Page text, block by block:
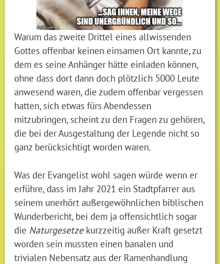
Warum das zweite Drittel eines allwissenden
Gottes offenbar keinen einsamen Ort kannte, zu
dem es seine Anhänger hätte einladen können,
ohne dass dort dann doch plötzlich 5000 Leute
anwesend waren, die zudem offenbar vergessen
hatten, sich etwas fürs Abendessen
mitzubringen, scheint zu den Fragen zu gehören,
die bei der Ausgestaltung der Legende nicht so
ganz berücksichtigt worden waren.
Was der Evangelist wohl sagen würde wenn er
erführe, dass im Jahr 2021 ein Stadtpfarrer aus
seinem unerhört außergewöhnlichen biblischen
Wunderbericht, bei dem ja offensichtlich sogar
die Naturgesetzekurzzeitig außer Kraft gesetzt
worden sein mussten einen banalen und
trivialen Nebensatz aus der Ramenhandlung